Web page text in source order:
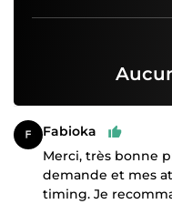
Fabioka
Merci, très bonne
demande et mes
timing. Je